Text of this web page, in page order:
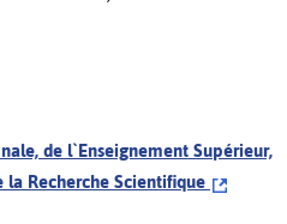
de l`Enseignement Supérieur,
la Recherche Scientifique